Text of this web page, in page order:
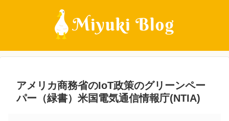
アメリカ商務省のIoT政策のグリーンペー
パー（緑書）米国電気通信情報庁(NTIA)